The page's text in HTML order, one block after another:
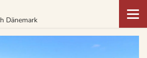
Dänemark